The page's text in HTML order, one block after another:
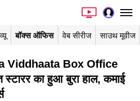
बॉक्स ऑफिस वेब सीरीज साउथ मूवीज
Viddhaata Box Office
का हुआ बुरा हाल, कमाई